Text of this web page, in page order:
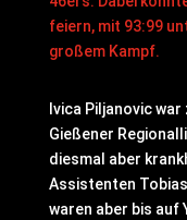
feiern, mit 93:99
großem Kampf.
Ivica Piljanovic
Gießener
diesmal aber
Assistenten
waren aber bis auf